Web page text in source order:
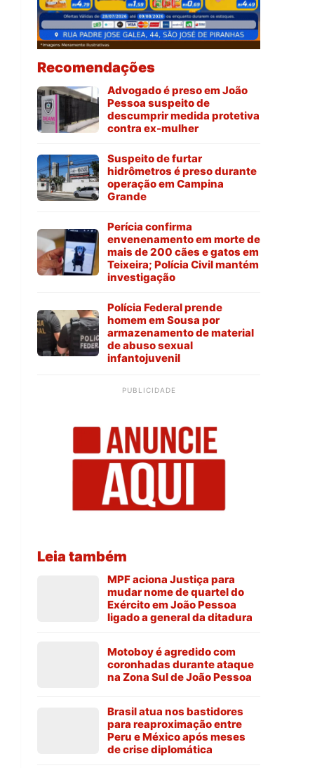
Recomendações
Advogado é preso em João
Pessoa suspeito de
descumprir medida protetiva
contra ex-mulher
Suspeito de furtar
hidrômetros é preso durante
operação em Campina
Grande
Perícia confirma
envenenamento em morte de
mais de 200 cães e gatos em
Teixeira; Polícia Civil mantém
investigação
Polícia Federal prende
homem em Sousa por
armazenamento de material
de abuso sexual
infantojuvenil
PUBLICIDADE
Leia também
MPF aciona Justiça para
mudar nome de quartel do
Exército em João Pessoa
ligado a general da ditadura
Motoboy é agredido com
coronhadas durante ataque
na Zona Sul de João Pessoa
Brasil atua nos bastidores
para reaproximação entre
Peru e México após meses
de crise diplomática